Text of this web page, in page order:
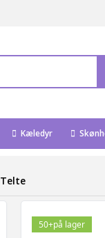
Kæledyr
Telte
50+på lager